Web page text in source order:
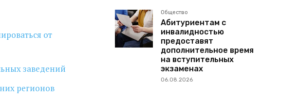
от
заведений
регионов
Общество
Абитуриентам с
инвалидностью
предоставят
дополнительное время
на вступительных
экзаменах
06.08.2026